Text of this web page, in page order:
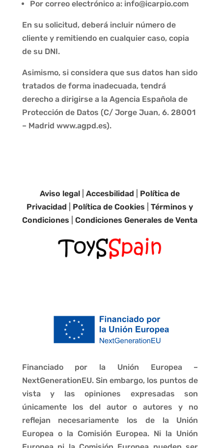
Por correo electrónico a: info@icarpio.com
En su solicitud, deberá incluir número de
cliente y remitiendo en cualquier caso, copia
de su DNI.
Asimismo, si considera que sus datos han sido
tratados de forma inadecuada, tendrá
derecho a dirigirse a la Agencia Española de
Protección de Datos (C/ Jorge Juan, 6. 28001
– Madrid www.agpd.es).
Aviso legal |Accesbilidad
Política de
Privacidad
Política de Cookies |Términos y
Condiciones |Condiciones Generales de Venta
Financiado por la Unión Europea –
NextGenerationEU. Sin embargo, los puntos de
vista y las opiniones expresadas son
únicamente los del autor o autores y no
reflejan necesariamente los de la Unión
Europea o la Comisión Europea. Ni la Unión